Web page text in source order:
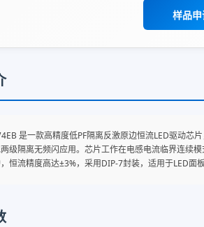
样品申
是一款高精度低PF隔离反激原边恒流LED驱动芯
级隔离无频闪应用。芯片工作在电感电流临界连续
恒流精度高达±3%，采用DIP-7封装，适用于LED面